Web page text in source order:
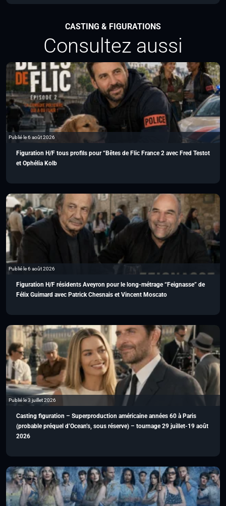
CASTING & FIGURATIONS
Consultez aussi
Publié le 6 août 2026
Figuration H/F tous profils pour “Bêtes de Flic France 2 avec Fred Testot
et Ophélia Kolb
Publié le 6 août 2026
Figuration H/F résidents Aveyron pour le long-métrage “Feignasse” de
Félix Guimard avec Patrick Chesnais et Vincent Moscato
Publié le 3 juillet 2026
Casting figuration – Superproduction américaine années 60 à Paris
(probable préquel d’Ocean’s, sous réserve) – tournage 29 juillet-19 août
2026